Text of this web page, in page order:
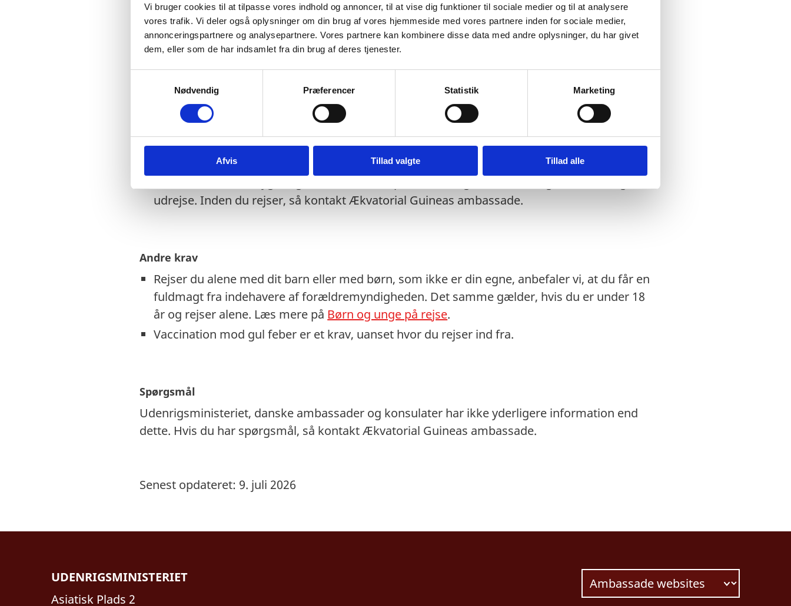
Vi bruger cookies til at tilpasse vores indhold og annoncer, til at vise dig funktioner til sociale medier og til at analysere
vores trafik. Vi deler også oplysninger om din brug af vores hjemmeside med vores partnere inden for sociale medier,
annonceringspartnere og analysepartnere. Vores partnere kan kombinere disse data med andre oplysninger, du har givet
dem, eller som de har indsamlet fra din brug af deres tjenester.
v
Nødvendig Præferencer Statistik Marketing
Afvis Tillad valgte Tillad alle
Pas
Pas skal være gyldigt 6 måneder ved indrejse.
Passet må ikke være beskadiget.
Vi har ikke flere oplysninger om pasregler for danskeres indrejse i Gabon. Du anbefales i
stedet at kontakte Ækvatorial Guineas ambassade i Bruxelles for oplysninger om dette.
Kontakt til ambassaden
finder du her
Tjek på forhånd om et eventuelt transitland på rejsen anerkender et dansk nødpas eller et
EU-nødpas. Kontakt transitlandets ambassade.
Visse viseringer og stempler i dit pas kan medføre, at du kan blive nægtet indrejse.
udrejse. Inden du rejser, så kontakt Ækvatorial Guineas ambassade.
Andre krav
Rejser du alene med dit barn eller med børn, som ikke er din egne, anbefaler vi, at du får en
fuldmagt fra indehavere af forældremyndigheden. Det samme gælder, hvis du er under 18
år og rejser alene. Læs mere på Børn og unge på rejse.
Vaccination mod gul feber er et krav, uanset hvor du rejser ind fra.
Spørgsmål
Udenrigsministeriet, danske ambassader og konsulater har ikke yderligere information end
dette. Hvis du har spørgsmål, så kontakt Ækvatorial Guineas ambassade.
Senest opdateret: 9. juli 2026
UDENRIGSMINISTERIET
Asiatisk Plads 2